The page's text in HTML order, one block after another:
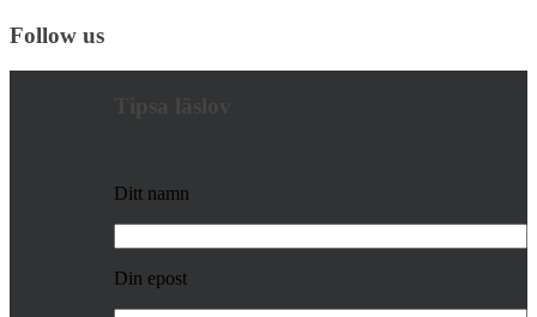
Follow us
Ditt namn
Din epost